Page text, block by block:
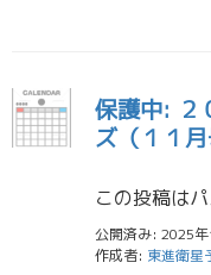
保護中: ２
ズ（１１
公開済み: 2025
作成者: 東進衛星